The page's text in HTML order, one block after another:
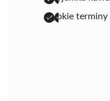
szybkie terminy